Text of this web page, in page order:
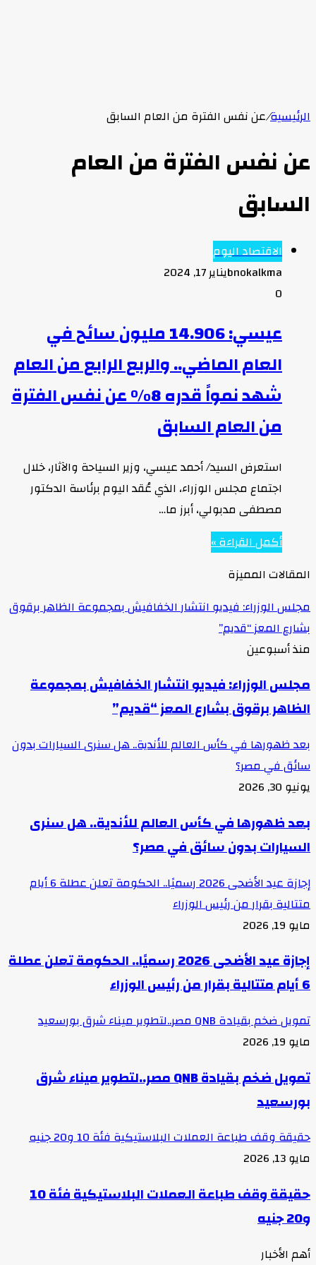
الرئيسية/عن نفس الفترة من العام السابق
عن نفس الفترة من العام
السابق
الاقتصاد اليوم
bnokalkmaيناير 17, 2024
0
عيسي: 14.906 مليون سائح في
العام الماضي.. والربع الرابع من العام
شهد نمواً قدره 8% عن نفس الفترة
من العام السابق
استعرض السيد/ أحمد عيسي، وزير السياحة والآثار، خلال
اجتماع مجلس الوزراء، الذي عُقد اليوم برئاسة الدكتور
مصطفى مدبولي، أبرز ما…
أكمل القراءة »
المقالات المميزة
مجلس الوزراء: فيديو انتشار الخفافيش بمجموعة الظاهر برقوق
بشارع المعز “قديم”
منذ أسبوعين
مجلس الوزراء: فيديو انتشار الخفافيش بمجموعة
الظاهر برقوق بشارع المعز “قديم”
بعد ظهورها في كأس العالم للأندية.. هل سنرى السيارات بدون
سائق في مصر؟
يونيو 30, 2026
بعد ظهورها في كأس العالم للأندية.. هل سنرى
السيارات بدون سائق في مصر؟
إجازة عيد الأضحى 2026 رسميًا.. الحكومة تعلن عطلة 6 أيام
متتالية بقرار من رئيس الوزراء
مايو 19, 2026
إجازة عيد الأضحى 2026 رسميًا.. الحكومة تعلن عطلة
6 أيام متتالية بقرار من رئيس الوزراء
تمويل ضخم بقيادة QNB مصر..لتطوير ميناء شرق بورسعيد
مايو 19, 2026
تمويل ضخم بقيادة QNB مصر..لتطوير ميناء شرق
بورسعيد
حقيقة وقف طباعة العملات البلاستيكية فئة 10 و20 جنيه
مايو 13, 2026
حقيقة وقف طباعة العملات البلاستيكية فئة 10
و20 جنيه
أهم الأخبار